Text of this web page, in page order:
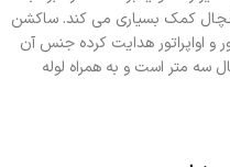
کمک بسیاری می کند. ساکشن
و اواپراتور هدایت کرده جنس آن
متر است و به همراه لوله